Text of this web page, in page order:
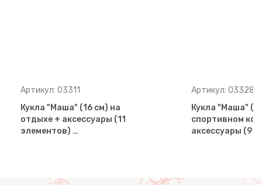
Артикул: 03311
Кукла "Маша" (16 см) на
отдыхе + аксессуары (11
элементов) …
Артикул: 03328
Кукла "Маша"
спортивном
аксессуары (9